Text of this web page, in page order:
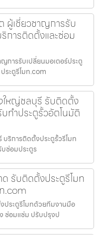
ผู้เชี่ยวชาญการรับ
การติดตั้งและซ่อม
การรับเปลี่ยนมอเตอร์ประตู
ระตูรีโมท.com
ใหญ่ชลบุรี รับติดตั้ง
ทำประตูรั้วอัตโนมัติ
ริการติดตั้งประตูรั้วรีโมท
บซ่อมประตูร
รับติดตั้งประตูรีโมท
.com
ประตูรีโมทด้วยทีมงานมือ
ซ่อมแซ่ม ปรับปรุงป